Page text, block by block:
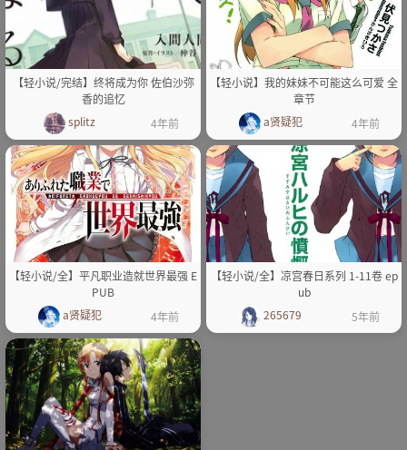
【轻小说/完结】终将成为你 佐伯沙弥
香的追忆
splitz
4年前
【轻小说】我的妹妹不可能这么可爱 全
章节
a贤疑犯
4年前
【轻小说/全】平凡职业造就世界最强 E
PUB
a贤疑犯
4年前
【轻小说/全】凉宫春日系列 1-11卷 ep
ub
265679
5年前